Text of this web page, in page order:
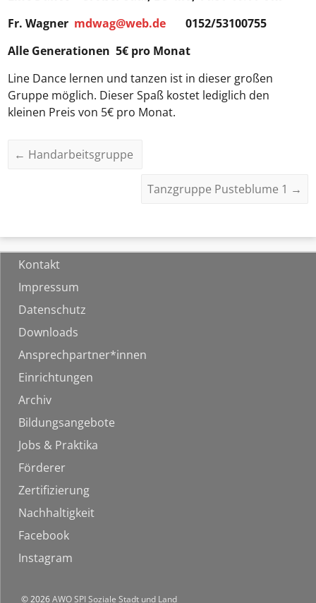
Fr. Wagner mdwag@web.de 0152/53100755
Alle Generationen 5€ pro Monat
Line Dance lernen und tanzen ist in dieser großen
Gruppe möglich. Dieser Spaß kostet lediglich den
kleinen Preis von 5€ pro Monat.
← Handarbeitsgruppe
Tanzgruppe Pusteblume 1 →
Kontakt
Impressum
Datenschutz
Downloads
Ansprechpartner*innen
Einrichtungen
Archiv
Bildungsangebote
Jobs & Praktika
Förderer
Zertifizierung
Nachhaltigkeit
Facebook
Instagram
© 2026AWO SPI Soziale Stadt und Land